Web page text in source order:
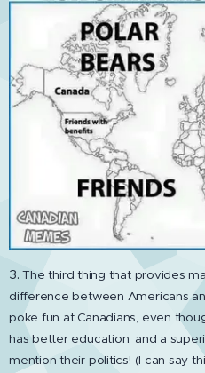
3.The third thing that provides
difference between Americans
poke fun at Canadians, even
has better education, and a
mention their politics! (I can say